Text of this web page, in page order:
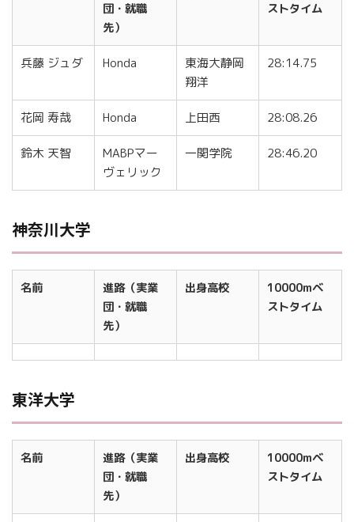
団・就職
先）
ストタイム
兵藤 ジュダ Honda
東海大静岡
翔洋
28:14.75
花岡 寿哉 Honda 上田西 28:08.26
鈴木 天智
MABPマー
ヴェリック
一関学院 28:46.20
神奈川大学
名前
進路（実業
団・就職
先）
出身高校
10000mベ
ストタイム
東洋大学
名前
進路（実業
団・就職
先）
出身高校
10000mベ
ストタイム